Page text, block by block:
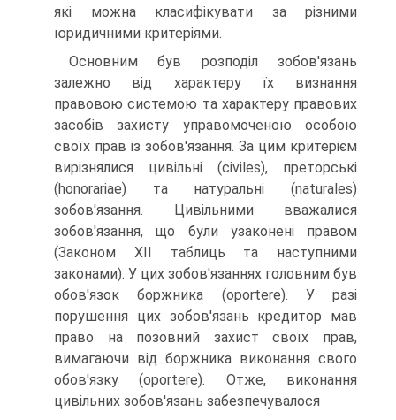
які можна класифікувати за різними
юридичними критеріями.
Основним був розподіл зобов'язань
залежно від характеру їх виз­нання
правовою системою та характеру правових
засобів захисту управомоченою особою
своїх прав із зобов'язання. За цим критерієм
вирізнялися цивільні (civiles), преторські
(honorariae) та натуральні (naturales)
зобов'язання. Цивільними вважалися
зобов'язання, що були узаконені правом
(Законом XII таблиць та наступними
законами). У цих зобов'язаннях головним був
обов'язок боржника (oportere). У разі
порушення цих зобов'язань кредитор мав
право на позовний захист своїх прав,
вимагаючи від боржника виконання свого
обов'язку (oportere). Отже, виконання
цивільних зобов'язань забезпечувалося